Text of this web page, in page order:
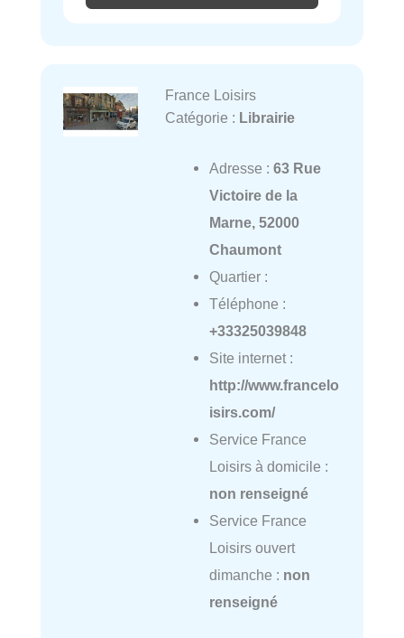
France Loisirs
Catégorie : Librairie
Adresse : 63 Rue
Victoire de la
Marne, 52000
Chaumont
Quartier :
Téléphone :
+33325039848
Site internet :
http://www.francelo
isirs.com/
Service France
Loisirs à domicile :
non renseigné
Service France
Loisirs ouvert
dimanche : non
renseigné